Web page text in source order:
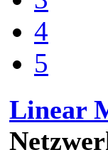
4
5
Linear